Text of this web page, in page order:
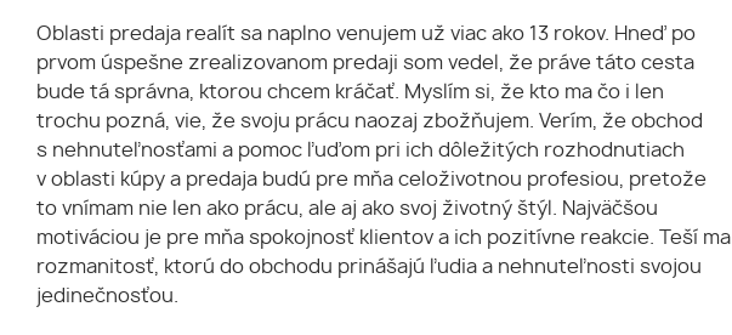
Oblasti predaja realít sa naplno venujem už viac ako 13 rokov. Hneď po
prvom úspešne zrealizovanom predaji som vedel, že práve táto cesta
bude tá správna, ktorou chcem kráčať. Myslím si, že kto ma čo i len
trochu pozná, vie, že svoju prácu naozaj zbožňujem. Verím, že obchod
s nehnuteľnosťami a pomoc ľuďom pri ich dôležitých rozhodnutiach
v oblasti kúpy a predaja budú pre mňa celoživotnou profesiou, pretože
to vnímam nie len ako prácu, ale aj ako svoj životný štýl. Najväčšou
motiváciou je pre mňa spokojnosť klientov a ich pozitívne reakcie. Teší ma
rozmanitosť, ktorú do obchodu prinášajú ľudia a nehnuteľnosti svojou
jedinečnosťou.